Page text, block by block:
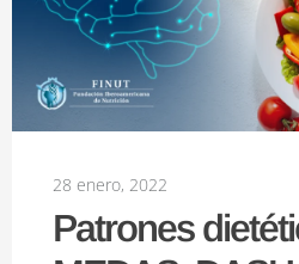
28 enero, 2022
Patrones